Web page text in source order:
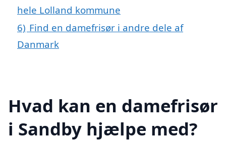
hele Lolland kommune
6) Find en damefrisør i andre dele af
Danmark
Hvad kan en damefrisør
i Sandby hjælpe med?